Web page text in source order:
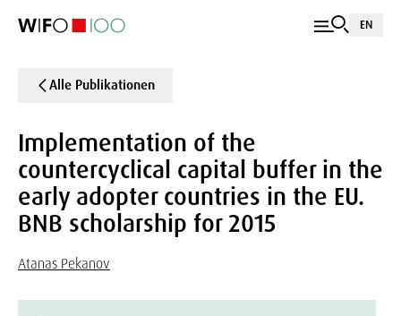
EN
Alle Publikationen
Implementation of the
countercyclical capital buffer in the
early adopter countries in the EU.
BNB scholarship for 2015
Atanas Pekanov